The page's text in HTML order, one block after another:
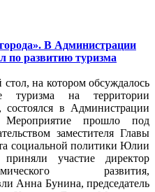
В Администрации
по развитию туризма
на котором обсуждалось
туризма на территории
состоялся в Администрации
Мероприятие прошло под
заместителя Главы
социальной политики Юлии
участие директор
развития,
Анна Бунина, председатель